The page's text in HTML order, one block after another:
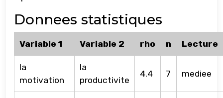
Donnees statistiques
Variable 1 Variable 2 rho n Lecture
la
motivation
la
productivite
4.4 7 mediee